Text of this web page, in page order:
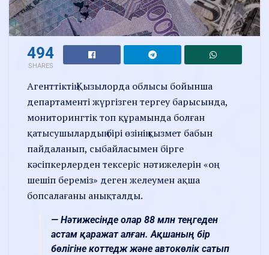
494
SHARES
Агенттіктің Қызылорда облысы бойынша
департаменті жүргізген тергеу барысында,
мониторингтік топ құрамында болған
қатысушылардың бірі өзінің қызмет бабын
пайдаланып, сыбайласымен бірге
кәсіпкерлерден тексеріс нәтижелерін «оң
шешіп береміз» деген желеумен ақша
бопсалағаны анықталды.
— Нәтижесінде олар 88 млн теңгеден
астам қаражат алған. Ақшаның бір
бөлігіне коттедж және автокөлік сатып